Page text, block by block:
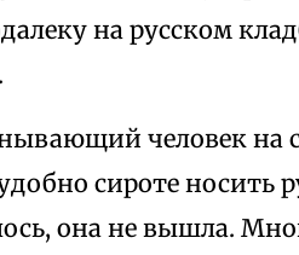
на русском
человек на
сироте носить
она не вышла.